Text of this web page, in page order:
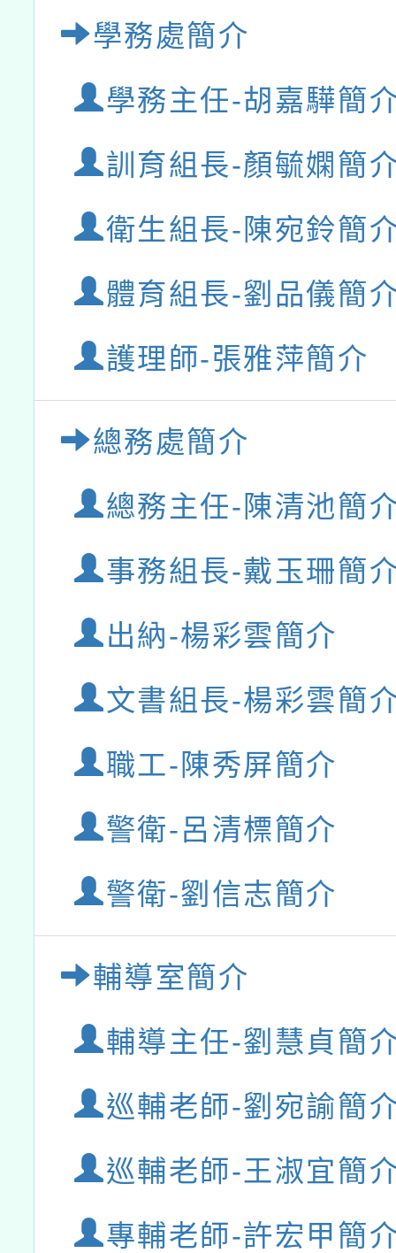
學務處簡介
學務主任-胡嘉驊簡
訓育組長-顏毓嫻簡
衛生組長-陳宛鈴簡
體育組長-劉品儀簡
護理師-張雅萍簡介
總務處簡介
總務主任-陳清池簡
事務組長-戴玉珊簡
出納-楊彩雲簡介
文書組長-楊彩雲簡
職工-陳秀屏簡介
警衛-呂清標簡介
警衛-劉信志簡介
輔導室簡介
輔導主任-劉慧貞簡
巡輔老師-劉宛諭簡
巡輔老師-王淑宜簡
專輔老師-許宏甲簡